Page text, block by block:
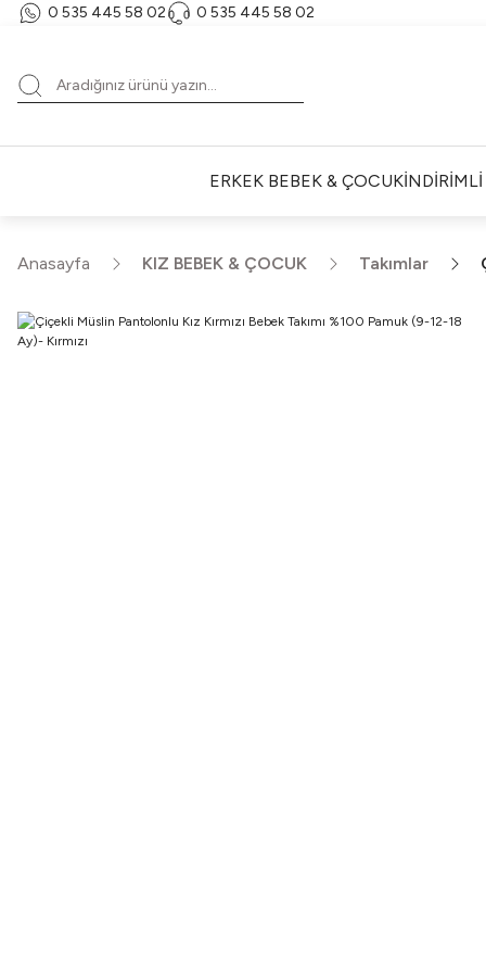
0 535 445 58 02‬ ‪0 535 445 58 02‬
ERKEK BEBEK & ÇOCUK
Anasayfa KIZ BEBEK & ÇOCUK Takımlar